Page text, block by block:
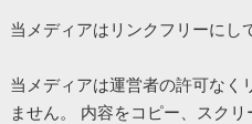
当メディアはリンクフリーにし
当メディアは運営者の許可なく
ません。 内容をコピー、スク